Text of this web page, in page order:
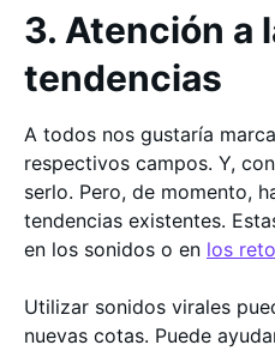
3. Atención a
tendencias
A todos nos gustaría
respectivos campos. Y,
serlo. Pero, de momento,
tendencias existentes.
en los sonidos o en los
Utilizar sonidos virales
nuevas cotas. Puede